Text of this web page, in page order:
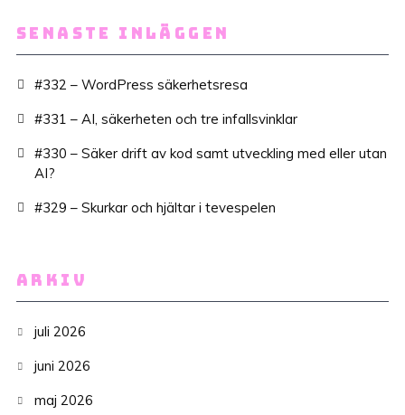
SENASTE INLÄGGEN
#332 – WordPress säkerhetsresa
#331 – AI, säkerheten och tre infallsvinklar
#330 – Säker drift av kod samt utveckling med eller utan
AI?
#329 – Skurkar och hjältar i tevespelen
ARKIV
juli 2026
juni 2026
maj 2026